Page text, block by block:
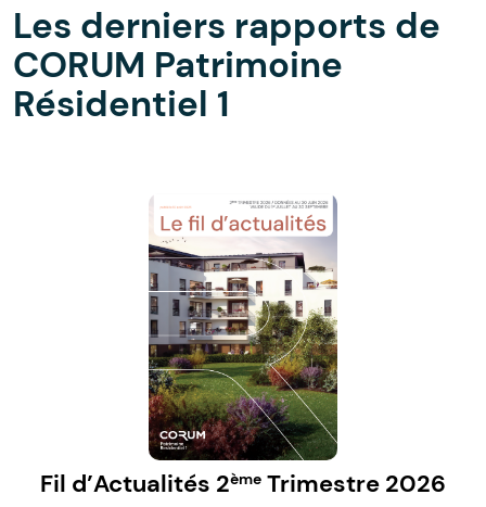
Les derniers rapports de
CORUM Patrimoine
Résidentiel 1
Fil d’Actualités 2ème Trimestre 2026